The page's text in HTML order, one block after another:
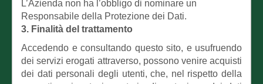
L’Azienda non ha l’obbligo di nominare un
Responsabile della Protezione dei Dati.
3. Finalità del trattamento
Accedendo e consultando questo sito, e usufruendo
dei servizi erogati attraverso, possono venire acquisti
dei dati personali degli utenti, che, nel rispetto della